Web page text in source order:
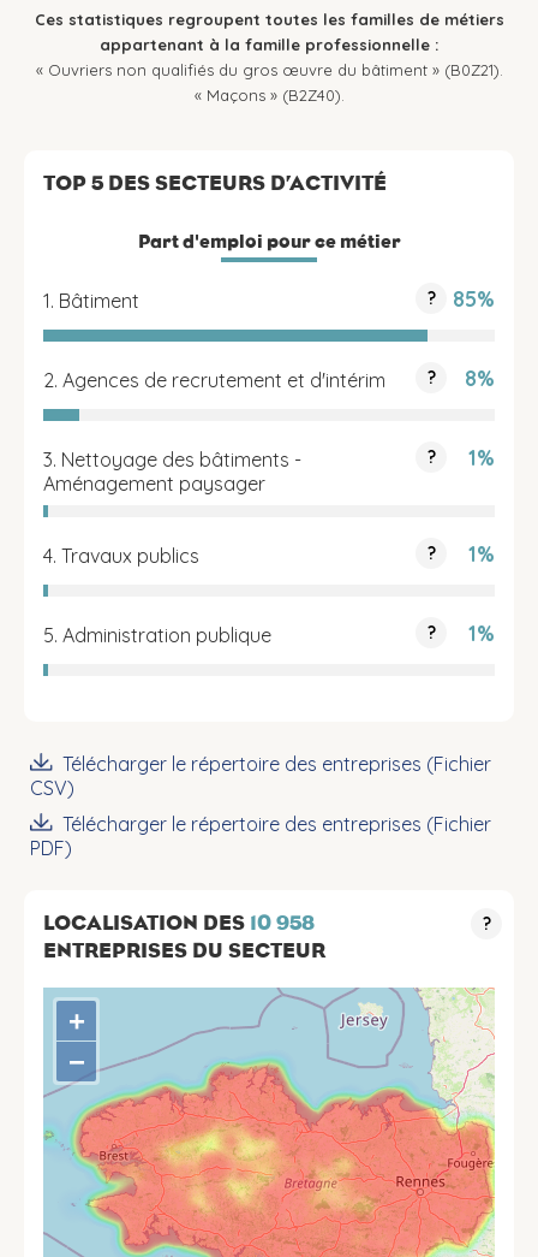
Ces statistiques regroupent toutes les familles de métiers
appartenant à la famille professionnelle :
« Ouvriers non qualifiés du gros œuvre du bâtiment » (B0Z21).
« Maçons » (B2Z40).
TOP 5 DES SECTEURS D’ACTIVITÉ
Part d'emploi pour ce métier
1. Bâtiment ? 85%
2. Agences de recrutement et d'intérim ? 8%
3. Nettoyage des bâtiments -
Aménagement paysager
? 1%
4. Travaux publics ? 1%
5. Administration publique ? 1%
Télécharger le répertoire des entreprises (Fichier
CSV)
Télécharger le répertoire des entreprises (Fichier
PDF)
LOCALISATION DES 10 958
ENTREPRISES DU SECTEUR
?
+
−